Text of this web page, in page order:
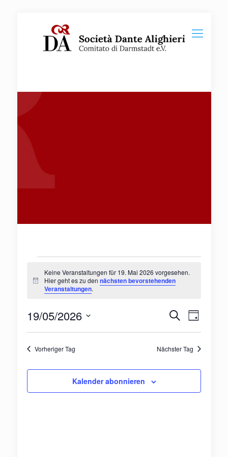
Veranstaltungen
für
19.
Mai
2026
Hinweis
Keine Veranstaltungen für 19. Mai 2026 vorgesehen.
Hier geht es zu dennächsten bevorstehenden
Veranstaltungen.
Suche
und
SucheTag
19/05/2026
Datum
Vorheriger Tag Nächster Tag
Kalender abonnieren